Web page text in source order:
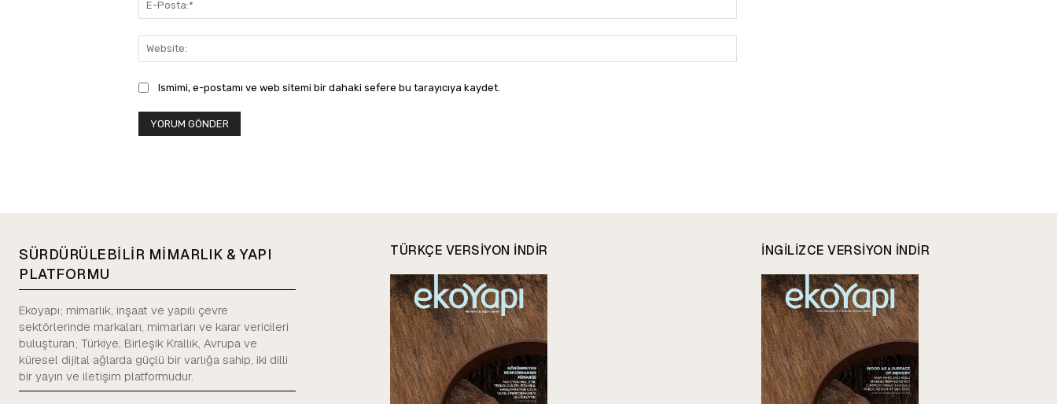
Posta:*
Ismimi, e-postamı ve web sitemi bir dahaki sefere bu tarayıcıya kaydet.
SÜRDÜRÜLEBİLİR MİMARLIK & YAPI
PLATFORMU
Ekoyapı; mimarlık, inşaat ve yapılı çevre
sektörlerinde markaları, mimarları ve karar vericileri
buluşturan; Türkiye, Birleşik Krallık, Avrupa ve
küresel dijital ağlarda güçlü bir varlığa sahip, iki dilli
bir yayın ve iletişim platformudur.
TÜRKÇE VERSIYON INDIR INGILIZCE VERSIYON INDIR